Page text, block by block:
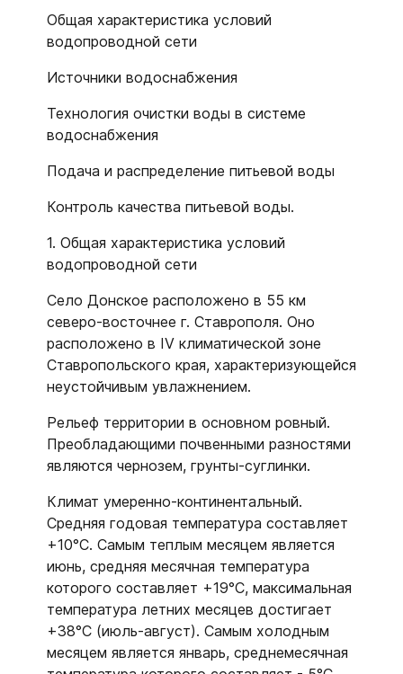
Общая характеристика условий
водопроводной сети
Источники водоснабжения
Технология очистки воды в системе
водоснабжения
Подача и распределение питьевой воды
Контроль качества питьевой воды.
1. Общая характеристика условий
водопроводной сети
Село Донское расположено в 55 км
северо-восточнее г. Ставрополя. Оно
расположено в IV климатической зоне
Ставропольского края, характеризующейся
неустойчивым увлажнением.
Рельеф территории в основном ровный.
Преобладающими почвенными разностями
являются чернозем, грунты-суглинки.
Климат умеренно-континентальный.
Средняя годовая температура составляет
+10°С. Самым теплым месяцем является
июнь, средняя месячная температура
которого составляет +19°С, максимальная
температура летних месяцев достигает
+38°С (июль-август). Самым холодным
месяцем является январь, среднемесячная